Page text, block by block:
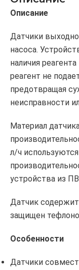
Описание
Датчики
насоса.
наличия
реагент не
предотвращая
неисправности
Материал
л/ч
устройства из
Датчик
защищен
Особенности
Датчики